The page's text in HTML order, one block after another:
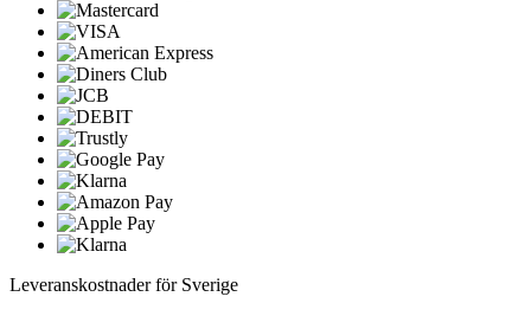
Leveranskostnader för Sverige